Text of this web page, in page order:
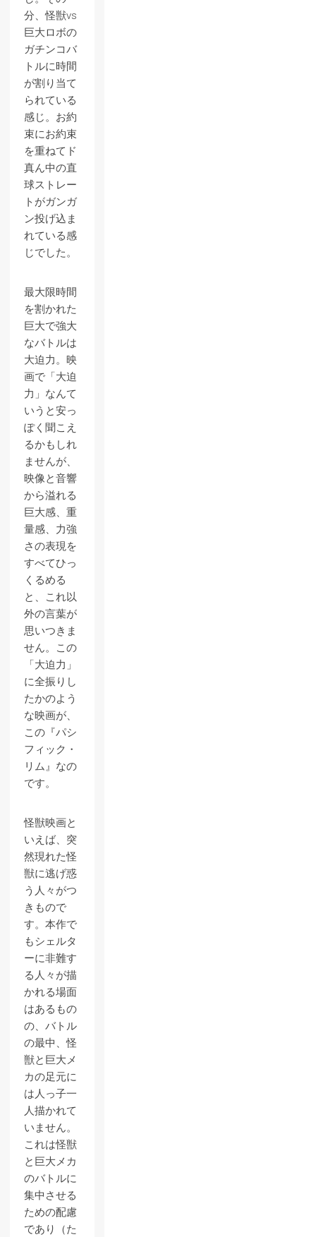
分、怪獣vs
巨大ロボの
ガチンコバ
トルに時間
が割り当て
られている
感じ。お約
束にお約束
を重ねてド
真ん中の直
球ストレー
トがガンガ
ン投げ込ま
れている感
じでした。
最大限時間
を割かれた
巨大で強大
なバトルは
大迫力。映
画で「大迫
力」なんて
いうと安っ
ぽく聞こえ
るかもしれ
ませんが、
映像と音響
から溢れる
巨大感、重
量感、力強
さの表現を
すべてひっ
くるめる
と、これ以
外の言葉が
思いつきま
せん。この
「大迫力」
に全振りし
たかのよう
な映画が、
この『パシ
フィック・
リム』なの
です。
怪獣映画と
いえば、突
然現れた怪
獣に逃げ惑
う人々がつ
きもので
す。本作で
もシェルタ
ーに非難す
る人々が描
かれる場面
はあるもの
の、バトル
の最中、怪
獣と巨大メ
カの足元に
は人っ子一
人描かれて
いません。
これは怪獣
と巨大メカ
のバトルに
集中させる
ための配慮
であり（た